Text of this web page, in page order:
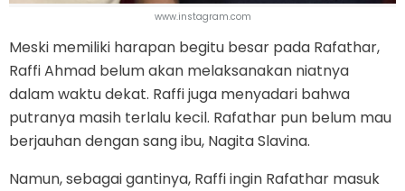
www.instagram.com
Meski memiliki harapan begitu besar pada Rafathar,
Raffi Ahmad belum akan melaksanakan niatnya
dalam waktu dekat. Raffi juga menyadari bahwa
putranya masih terlalu kecil. Rafathar pun belum mau
berjauhan dengan sang ibu, Nagita Slavina.
Namun, sebagai gantinya, Raffi ingin Rafathar masuk